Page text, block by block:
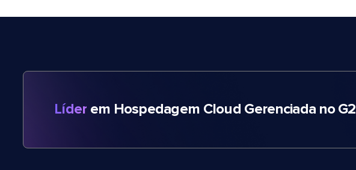
Líder em Hospedagem Cloud Gerenciada no G2